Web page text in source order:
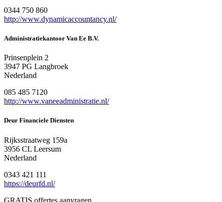
0344 750 860
http://www.dynamicaccountancy.nl/
Administratiekantoor Van Ee B.V.
Prinsenplein 2
3947 PG Langbroek
Nederland
085 485 7120
http://www.vaneeadministratie.nl/
Deur Financiele Diensten
Rijksstraatweg 159a
3956 CL Leersum
Nederland
0343 421 111
https://deurfd.nl/
GRATIS offertes aanvragen